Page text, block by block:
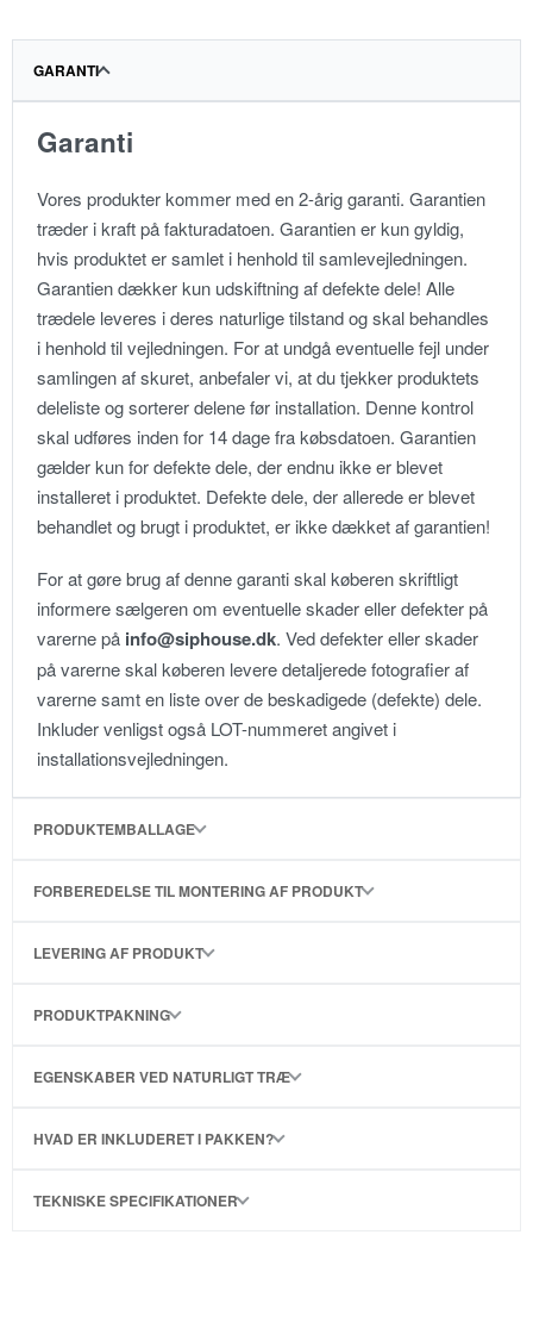
GARANTI
Garanti
Vores produkter kommer med en 2-årig garanti. Garantien
træder i kraft på fakturadatoen. Garantien er kun gyldig,
hvis produktet er samlet i henhold til samlevejledningen.
Garantien dækker kun udskiftning af defekte dele! Alle
trædele leveres i deres naturlige tilstand og skal behandles
i henhold til vejledningen. For at undgå eventuelle fejl under
samlingen af skuret, anbefaler vi, at du tjekker produktets
deleliste og sorterer delene før installation. Denne kontrol
skal udføres inden for 14 dage fra købsdatoen. Garantien
gælder kun for defekte dele, der endnu ikke er blevet
installeret i produktet. Defekte dele, der allerede er blevet
behandlet og brugt i produktet, er ikke dækket af garantien!
For at gøre brug af denne garanti skal køberen skriftligt
informere sælgeren om eventuelle skader eller defekter på
varerne på info@siphouse.dk. Ved defekter eller skader
på varerne skal køberen levere detaljerede fotografier af
varerne samt en liste over de beskadigede (defekte) dele.
Inkluder venligst også LOT-nummeret angivet i
installationsvejledningen.
PRODUKTEMBALLAGE
FORBEREDELSE TIL MONTERING AF PRODUKT
LEVERING AF PRODUKT
PRODUKTPAKNING
EGENSKABER VED NATURLIGT TRÆ
HVAD ER INKLUDERET I PAKKEN?
TEKNISKE SPECIFIKATIONER